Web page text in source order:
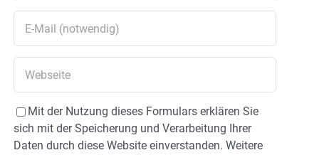
Mit der Nutzung dieses Formulars erklären Sie
sich mit der Speicherung und Verarbeitung Ihrer
Daten durch diese Website einverstanden. Weitere